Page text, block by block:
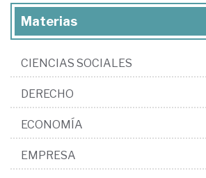
Materias
CIENCIAS SOCIALES
DERECHO
ECONOMÍA
EMPRESA